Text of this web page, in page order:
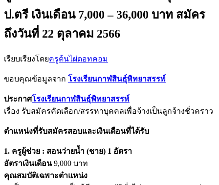
ป.ตรี เงินเดือน 7,000 – 36,000 บาท สมัคร
ถึงวันที่ 22 ตุลาคม 2566
เรียบเรียงโดยครูต้นไผ่ดอทคอม
ขอบคุณข้อมูลจาก โรงเรียนกาฬสินธุ์พิทยาสรรพ์
ประกาศโรงเรียนกาฬสินธุ์พิทยาสรรพ์
เรื่อง รับสมัครคัดเลือก/สรรหาบุคคลเพื่อจ้างเป็นลูกจ้างชั่วคราว
ตําแหน่งที่รับสมัครสอบและเงินเดือนที่ได้รับ
1. ครูผู้ช่วย : สอนว่ายน้ำ (ชาย) 1 อัตรา
อัตราเงินเดือน9,000 บาท
คุณสมบัติเฉพาะตำแหน่ง